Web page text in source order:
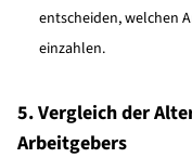
entscheiden, welchen
einzahlen.
5. Vergleich der
Arbeitgebers